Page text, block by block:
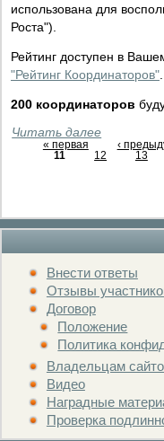
Внести ответы
Отзывы
Договор
Положение
Политика
Владельцам
Видео
Наградные
Проверка
использована для
Роста").
Рейтинг доступен в
"Рейтинг Координаторов"
200 координаторов
Читать далее
« первая ‹
11
12 13